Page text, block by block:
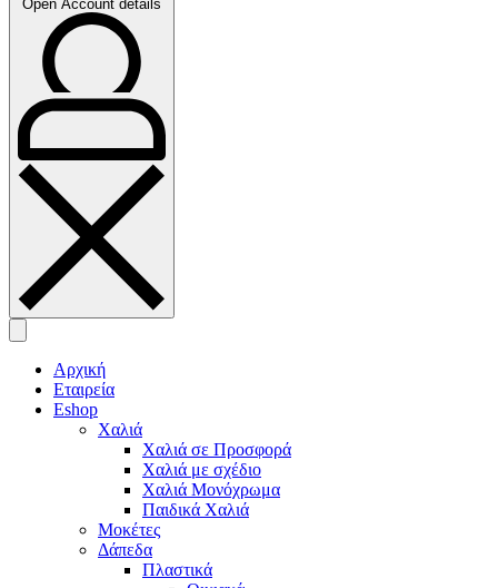
Open Account details
Αρχική
Εταιρεία
Eshop
Χαλιά
Χαλιά σε Προσφορά
Χαλιά με σχέδιο
Χαλιά Μονόχρωμα
Παιδικά Χαλιά
Μοκέτες
Δάπεδα
Πλαστικά